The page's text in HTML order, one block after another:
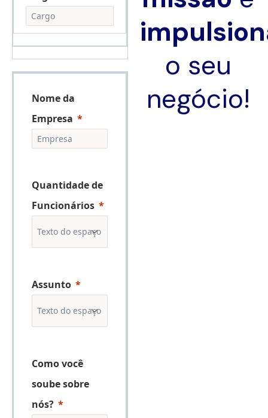
Nome da
Empresa
Quantidade de
Funcionários
Assunto
Como você
soube sobre
nós?
o seu
negócio!